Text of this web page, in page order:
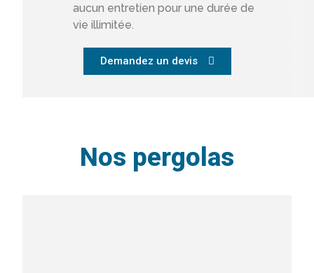
aucun entretien pour une durée de
vie illimitée.
Demandez un devis
Nos pergolas